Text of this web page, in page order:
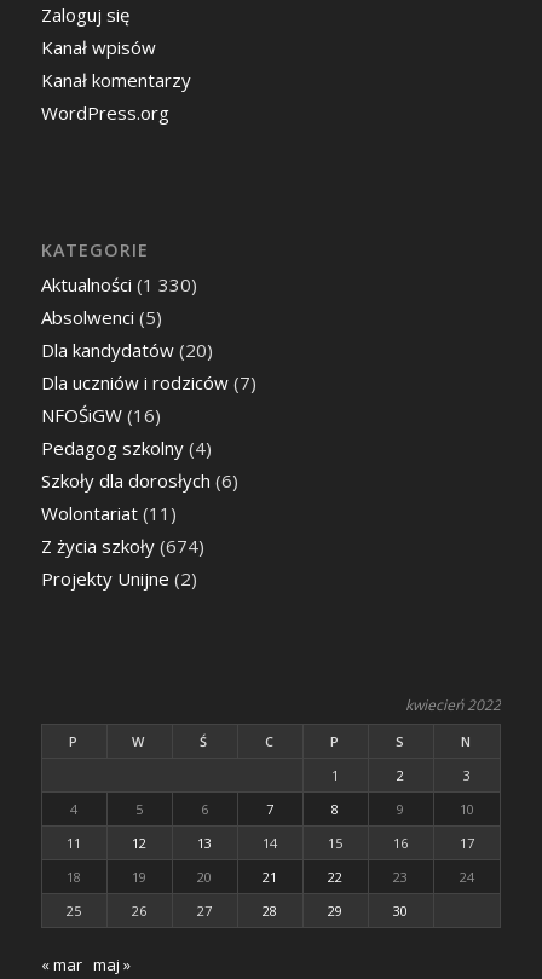
Zaloguj się
Kanał wpisów
Kanał komentarzy
WordPress.org
KATEGORIE
Aktualności (1 330)
Absolwenci (5)
Dla kandydatów(20)
Dla uczniów i rodziców(7)
NFOŚiGW(16)
Pedagog szkolny(4)
Szkoły dla dorosłych (6)
Wolontariat(11)
Z życia szkoły(674)
Projekty Unijne (2)
kwiecień 2022
P W Ś C P S
N
1
2
3
4
5 6 7 8 9
10
11
12 13 14 15 16
17
18
19 20 21 22 23
24
25
26 27 28 29 30
« mar maj »